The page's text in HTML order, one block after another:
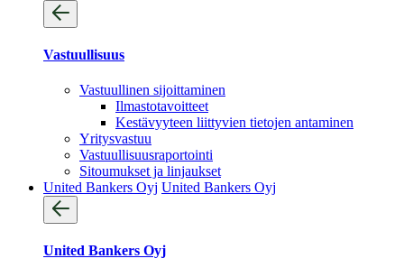
Vastuullisuus
Vastuullinen sijoittaminen
Ilmastotavoitteet
Kestävyyteen liittyvien tietojen antaminen
Yritysvastuu
Vastuullisuus­raportointi
Sitoumukset ja linjaukset
United Bankers Oyj United Bankers Oyj
United Bankers Oyj